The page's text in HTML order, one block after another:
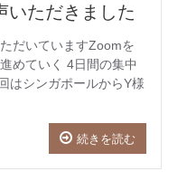
いただきました
だいていますZoomを
めていく 4日間の集中
はシンガポールからY様
続きを読む